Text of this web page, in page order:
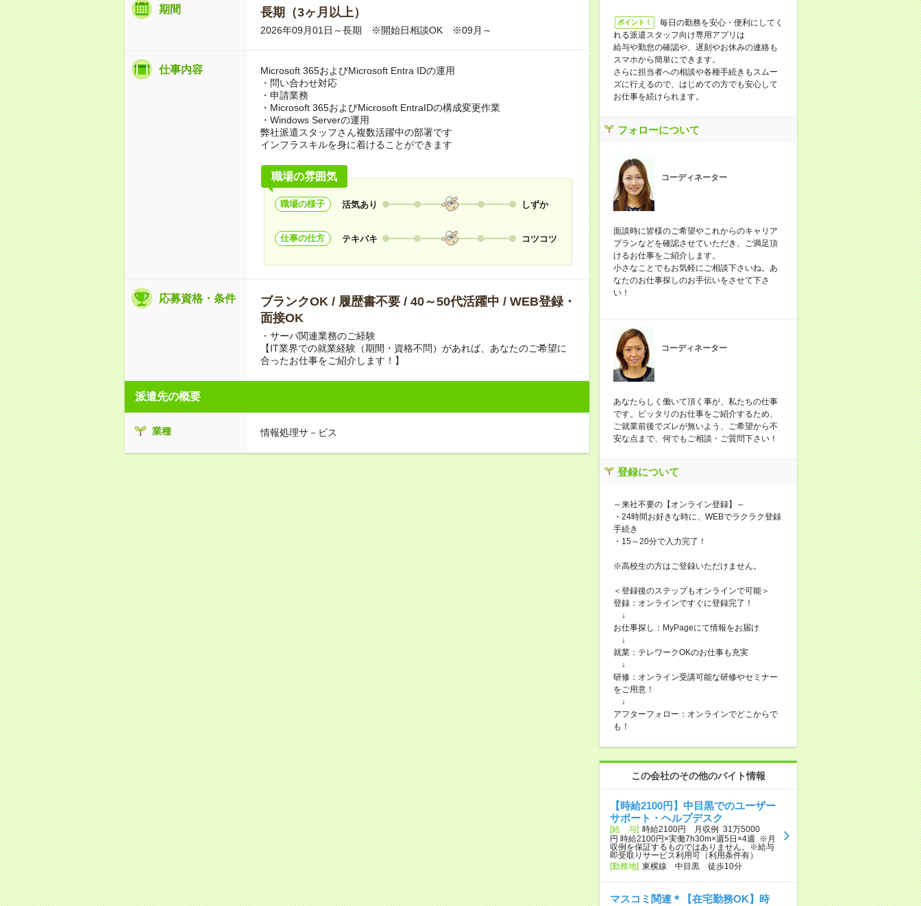
期間 長期（3ヶ月以上）
2026年09月01日～長期 ※開始日相談OK ※09月～
仕事内容
Microsoft 365およびMicrosoft Entra IDの運用
・問い合わせ対応
・申請業務
・Microsoft 365およびMicrosoft EntraIDの構成変更作業
・Windows Serverの運用
弊社派遣スタッフさん複数活躍中の部署です
インフラスキルを身に着けることができます
職場の雰囲気
職場の様子 活気あり しずか
仕事の仕方 テキパキ コツコツ
応募資格・条件
ブランクOK / 履歴書不要 / 40～50代活躍中 / WEB登録・
面接OK
・サーバ関連業務のご経験
【IT業界での就業経験（期間・資格不問）があれば、あなたのご希望に
合ったお仕事をご紹介します！】
派遣先の概要
業種 情報処理サ－ビス
ポイント！
毎日の勤務を安心・便利にしてく
れる派遣スタッフ向け専用アプリは
給与や勤怠の確認や、遅刻やお休みの連絡も
スマホから簡単にできます。
さらに担当者への相談や各種手続きもスムー
ズに行えるので、はじめての方でも安心して
お仕事を続けられます。
フォローについて
コーディネーター
面談時に皆様のご希望やこれからのキャリア
プランなどを確認させていただき、ご満足頂
けるお仕事をご紹介します。
小さなことでもお気軽にご相談下さいね。あ
なたのお仕事探しのお手伝いをさせて下さ
い！
コーディネーター
あなたらしく働いて頂く事が、私たちの仕事
です。ピッタリのお仕事をご紹介するため、
ご就業前後でズレが無いよう、ご希望から不
安な点まで、何でもご相談・ご質問下さい！
登録について
～来社不要の【オンライン登録】～
・24時間お好きな時に、WEBでラクラク登録
手続き
・15～20分で入力完了！
※高校生の方はご登録いただけません。
＜登録後のステップもオンラインで可能＞
登録：オンラインですぐに登録完了！
↓
お仕事探し：MyPageにて情報をお届け
↓
就業：テレワークOKのお仕事も充実
↓
研修：オンライン受講可能な研修やセミナー
をご用意！
↓
アフターフォロー：オンラインでどこからで
も！
この会社のその他のバイト情報
【時給2100円】中目黒でのユーザー
サポート・ヘルプデスク
[給 与] 時給2100円 月収例 31万5000
円 時給2100円×実働7h30m×週5日×4週 ※月
収例を保証するものではありません。※給与
即受取りサービス利用可（利用条件有）
[勤務地] 東横線 中目黒 徒歩10分
マスコミ関連＊【在宅勤務OK】時